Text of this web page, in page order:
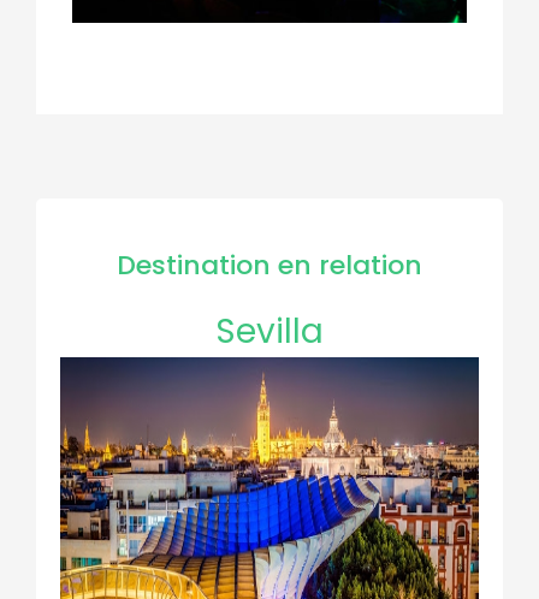
Destination en relation
Sevilla